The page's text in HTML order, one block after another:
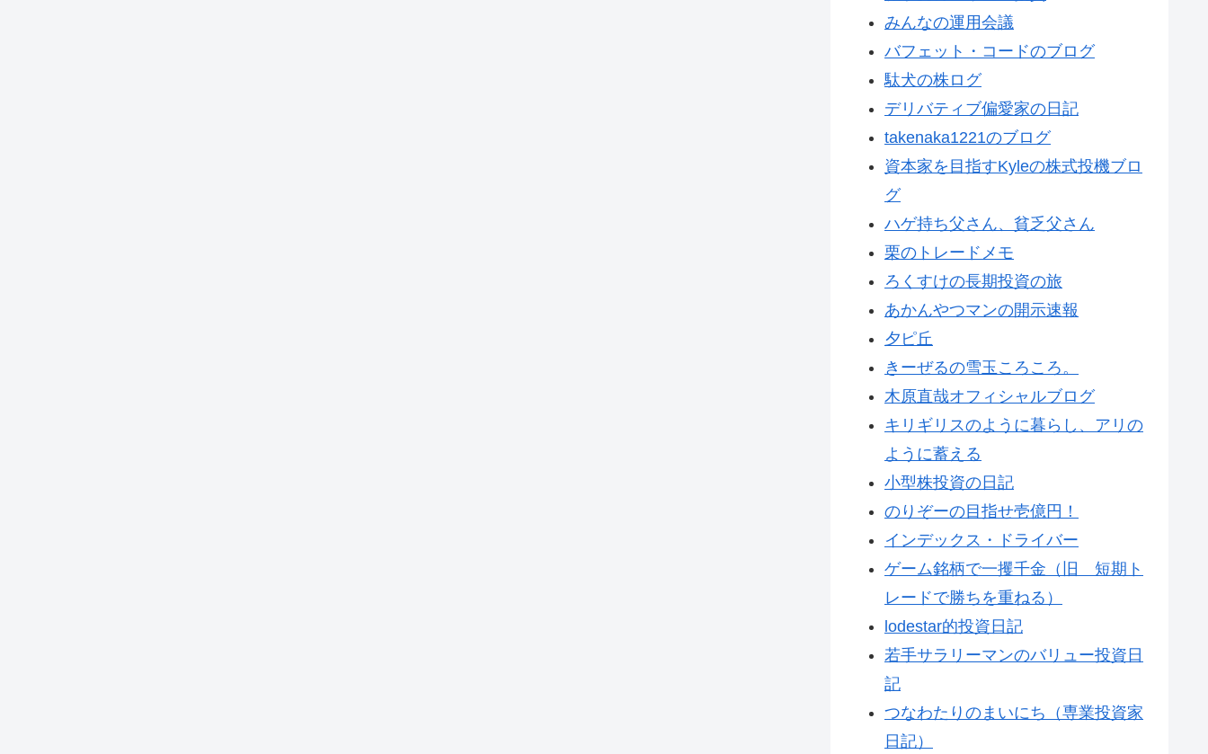
みんなの運用会議
バフェット・コードのブログ
駄犬の株ログ
デリバティブ偏愛家の日記
takenaka1221のブログ
資本家を目指すKyleの株式投機ブロ
グ
ハゲ持ち父さん、貧乏父さん
栗のトレードメモ
ろくすけの長期投資の旅
あかんやつマンの開示速報
夕ピ丘
きーぜるの雪玉ころころ。
木原直哉オフィシャルブログ
キリギリスのように暮らし、アリの
ように蓄える
小型株投資の日記
のりぞーの目指せ壱億円！
インデックス・ドライバー
ゲーム銘柄で一攫千金（旧 短期ト
レードで勝ちを重ねる）
lodestar的投資日記
若手サラリーマンのバリュー投資日
記
つなわたりのまいにち（専業投資家
日記）